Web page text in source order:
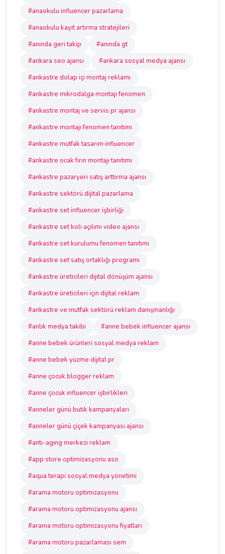
#anaokulu influencer pazarlama
#anaokulu kayıt artırma stratejileri
#anında geri takip
#anında gt
#ankara seo ajansı
#ankara sosyal medya ajansı
#ankastre dolap içi montaj reklamı
#ankastre mikrodalga montajı fenomen
#ankastre montaj ve servis pr ajansı
#ankastre montajı fenomen tanıtımı
#ankastre mutfak tasarım influencer
#ankastre ocak fırın montajı tanıtımı
#ankastre pazaryeri satış arttırma ajansı
#ankastre sektörü dijital pazarlama
#ankastre set influencer işbirliği
#ankastre set koli açılımı video ajansı
#ankastre set kurulumu fenomen tanıtımı
#ankastre set satış ortaklığı programı
#ankastre üreticileri dijital dönüşüm ajansı
#ankastre üreticileri için dijital reklam
#ankastre ve mutfak sektörü reklam danışmanlığı
#anlık medya takibi
#anne bebek influencer ajansı
#anne bebek ürünleri sosyal medya reklam
#anne bebek yüzme dijital pr
#anne çocuk blogger reklam
#anne çocuk influencer işbirlikleri
#anneler günü butik kampanyaları
#anneler günü çiçek kampanyası ajansı
#anti-aging merkezi reklam
#app store optimizasyonu aso
#aqua terapi sosyal medya yönetimi
#arama motoru optimizasyonu
#arama motoru optimizasyonu ajansı
#arama motoru optimizasyonu fiyatları
#arama motoru pazarlaması sem